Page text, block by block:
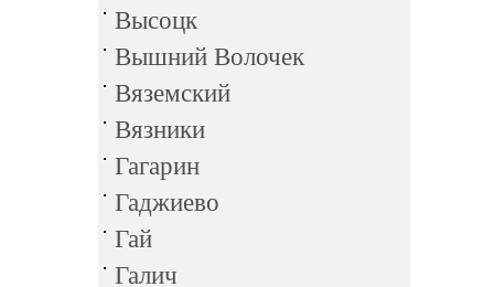
Высоцк
Вышний Волочек
Вяземский
Вязники
Гагарин
Гаджиево
Гай
Галич